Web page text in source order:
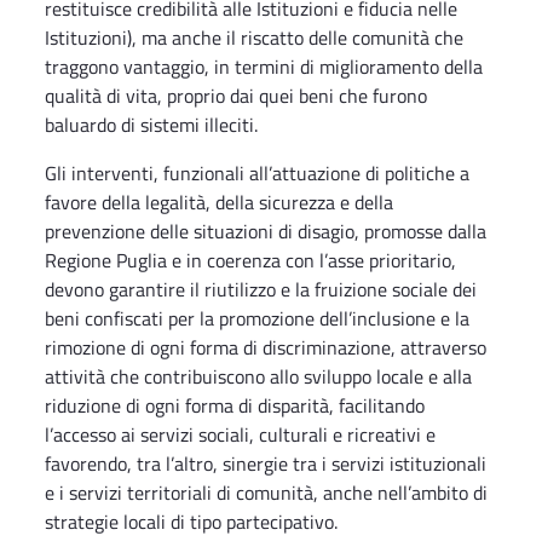
restituisce credibilità alle Istituzioni e fiducia nelle
Istituzioni), ma anche il riscatto delle comunità che
traggono vantaggio, in termini di miglioramento della
qualità di vita, proprio dai quei beni che furono
baluardo di sistemi illeciti.
Gli interventi, funzionali all’attuazione di politiche a
favore della legalità, della sicurezza e della
prevenzione delle situazioni di disagio, promosse dalla
Regione Puglia e in coerenza con l’asse prioritario,
devono garantire il riutilizzo e la fruizione sociale dei
beni confiscati per la promozione dell’inclusione e la
rimozione di ogni forma di discriminazione, attraverso
attività che contribuiscono allo sviluppo locale e alla
riduzione di ogni forma di disparità, facilitando
l’accesso ai servizi sociali, culturali e ricreativi e
favorendo, tra l’altro, sinergie tra i servizi istituzionali
e i servizi territoriali di comunità, anche nell’ambito di
strategie locali di tipo partecipativo.